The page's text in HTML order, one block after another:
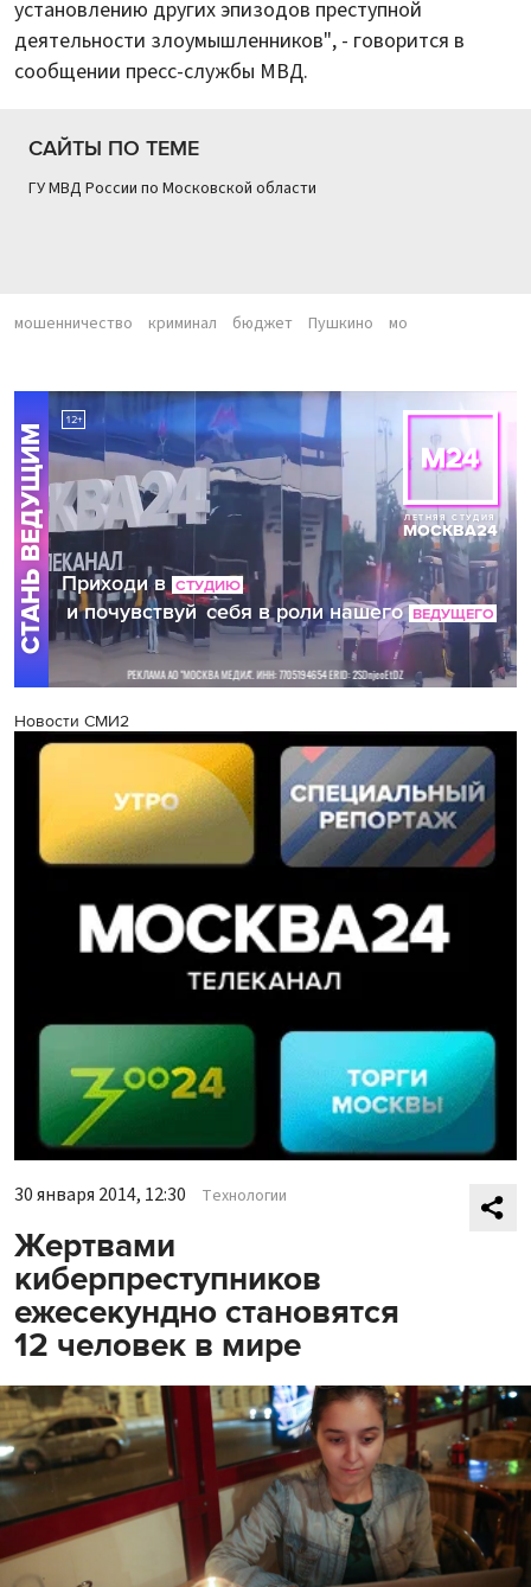
установлению других эпизодов преступной
деятельности злоумышленников", - говорится в
сообщении пресс-службы МВД.
САЙТЫ ПО ТЕМЕ
ГУ МВД России по Московской области
мошенничество криминал бюджет Пушкино мо
Новости СМИ2
30 января 2014, 12:30 Технологии
Жертвами
киберпреступников
ежесекундно становятся
12 человек в мире